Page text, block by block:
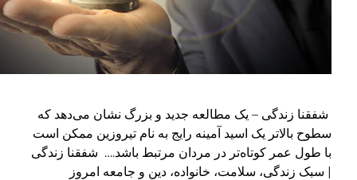
– یک مطالعه جدید و بزرگ نشان می‌دهد که
یک اسید آمینه رایج به نام تیروزین ممکن است
کوتاه‌تر در مردان مرتبط باشد.… شفقنا زندگی
سلامت، خانواده، دین و جامعه امروز